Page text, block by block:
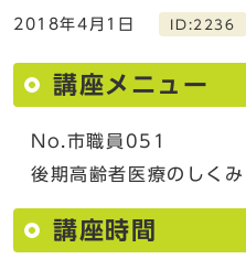
2018年4月1日 ID:2236
講座メニュー
No.市職員051
後期高齢者医療のしくみ
講座時間